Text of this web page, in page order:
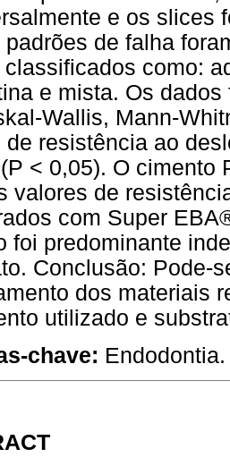
e os slices
padrões de falha
classificados como:
e mista. Os
Wallis, Mann-
de resistência ao
< 0,05). O cimento
valores de
com Super
foi predominante
Conclusão: Pode-
dos materiais
utilizado e
chave: